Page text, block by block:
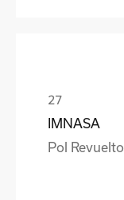
IMNASA
Pol Revuelto